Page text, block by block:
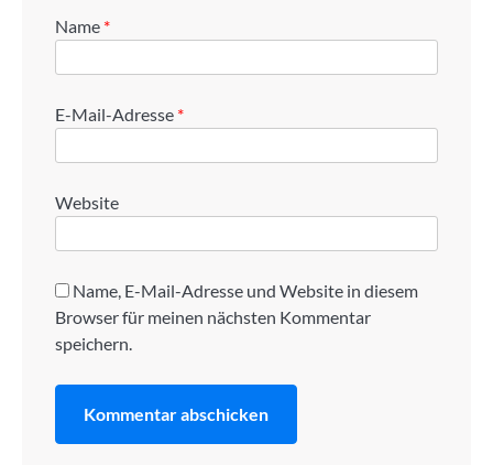
Name *
E-Mail-Adresse *
Website
Name, E-Mail-Adresse und Website in diesem
Browser für meinen nächsten Kommentar
speichern.